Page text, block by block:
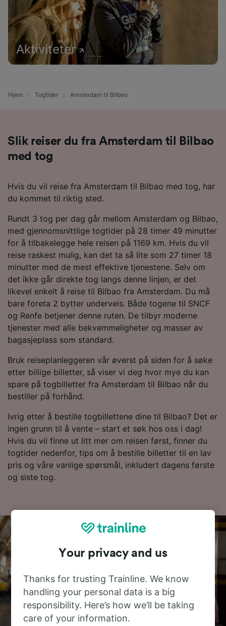
Aktiviteter
Hjem Togtider Amsterdam til Bilbao
Slik reiser du fra Amsterdam til Bilbao
med tog
Hvis du vil reise fra Amsterdam til Bilbao med tog, har
du kommet til riktig sted.
Rundt 3 tog per dag går mellom Amsterdam og Bilbao,
med gjennomsnittlige togtider på 28 timer 49 minutter
for å tilbakelegge hele reisen på 1169 km. Hvis du vil
reise raskest mulig, kan det ta så lite som 27 timer 18
minutter med de mest effektive tjenestene. Selv om
det ikke går direkte tog langs denne linjen, er det
likevel enkelt å reise til Bilbao fra Amsterdam. Du må
bare foreta 2 bytter underveis. Både togene til SNCF
og Renfe betjener denne ruten. De tilbyr moderne
tjenester med alle bekvemmeligheter og masser av
bagasjeplass som standard.
Bruk reiseplanleggeren vår øverst på siden for å søke
etter billige billetter, så viser vi deg hvor mye du kan
spare på togbilletter fra Amsterdam til Bilbao når du
bestiller på forhånd.
Ivrig etter å bestille togbillettene dine til Bilbao? Det er
ingen grunn til å vente – start et søk hos oss i dag!
Hvis du vil finne ut litt mer om reisen først, finner du
togtider nedenfor, tips om å bestille billetter til en lav
pris og våre vanlige spørsmål, inkludert dagens første
og siste tog.
Your privacy and us
Thanks for trusting Trainline. We know
handling your personal data is a big
responsibility. Here’s how we’ll be taking
care of your information.